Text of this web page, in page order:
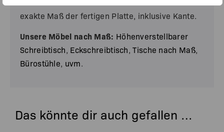
exakte Maß der fertigen Platte, inklusive Kante.
Unsere Möbel nach Maß: Höhenverstellbarer
Schreibtisch, Eckschreibtisch,Tische nach Maß,
Bürostühle, uvm.
Das könnte dir auch gefallen …